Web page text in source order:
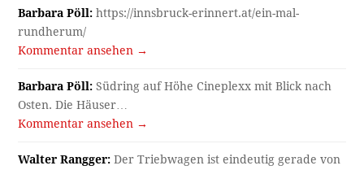
Barbara Pöll: https://innsbruck-erinnert.at/ein-mal-
rundherum/
Kommentar ansehen →
Barbara Pöll: Südring auf Höhe Cineplexx mit Blick nach
Osten. Die Häuser…
Kommentar ansehen →
Walter Rangger: Der Triebwagen ist eindeutig gerade von